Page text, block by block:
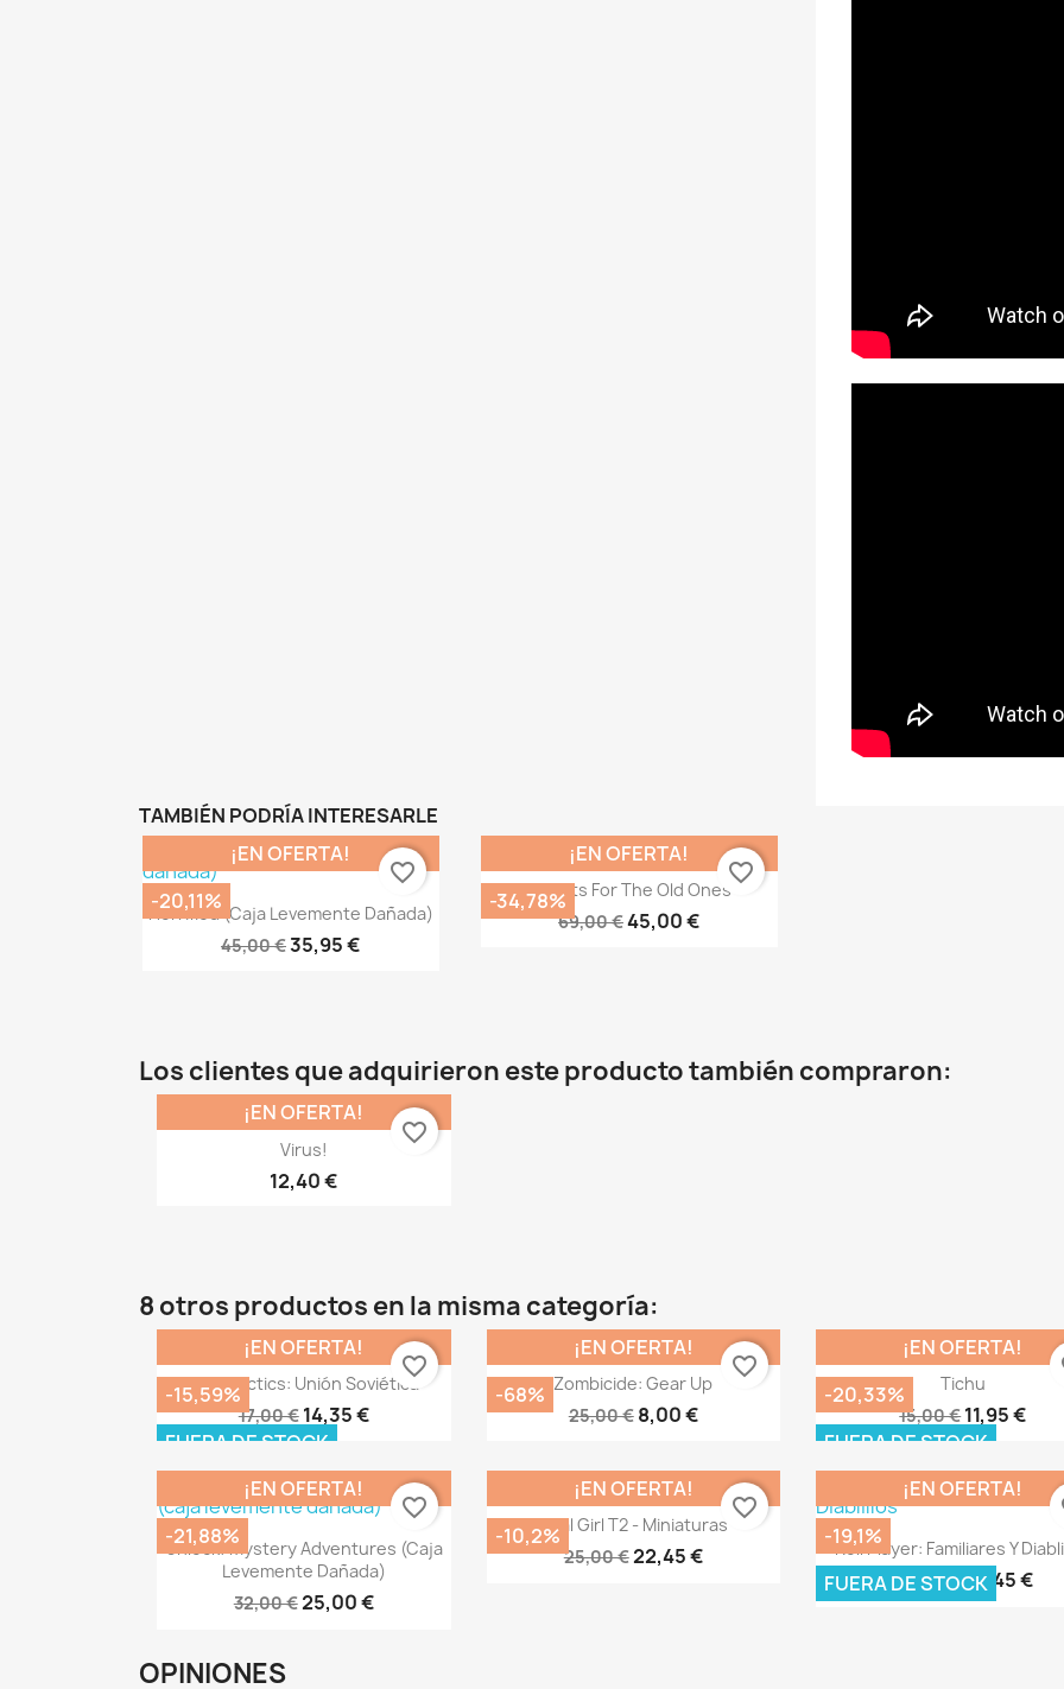
TAMBIÉN PODRÍA INTERESARLE
Vista rápida
Horrified (caja Levemente Dañada)
45,00 €35,95 €
¡EN OFERTA!
-20,11%
favorite_border  Vista rápida
Chants For The Old Ones
69,00 €45,00 €
¡EN OFERTA!
-34,78%
favorite_border
Los clientes que adquirieron este producto también compraron:
Vista rápida
Virus!
12,40 €
¡EN OFERTA!
favorite_border
8 otros productos en la misma categoría:
Vista rápida
2GM Tactics: Unión Soviética
17,00 € 14,35 €
¡EN OFERTA!
-15,59%
FUERA DE STOCK
favorite_border Vista rápida
Zombicide: Gear Up
25,00 € 8,00 €
¡EN OFERTA!
-68%
favorite_border  Vista rápida
Tichu
15,00 €11,95 €
¡EN OFERTA!
-20,33%
FUERA DE STOCK
Vista rápida
Unlock! Mystery Adventures (caja
Levemente Dañada)
32,00 €25,00 €
¡EN OFERTA!
-21,88%
favorite_border Vista rápida
Final Girl T2 - Miniaturas
25,00 €22,45 €
¡EN OFERTA!
-10,2%
favorite_border
Vista rápida
Roll Player: Familiares Y
50,00 €40,45 €
¡EN OFERTA!
-19,1%
FUERA DE STOCK
OPINIONES